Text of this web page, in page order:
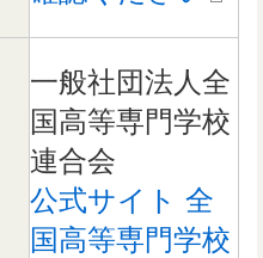
一般社団法人全
国高等専門学校
連合会
公式サイト 全
国高等専門学校